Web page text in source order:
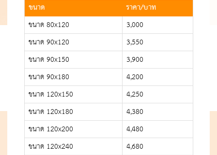
ขนาด ราคา/บาท
ขนาด 80x120
3,000
ขนาด 90x120
3,550
ขนาด 90x150
3,900
ขนาด 90x180
4,200
ขนาด 120x150
4,250
ขนาด 120x180
4,380
ขนาด 120x200
4,480
ขนาด 120x240
4,680